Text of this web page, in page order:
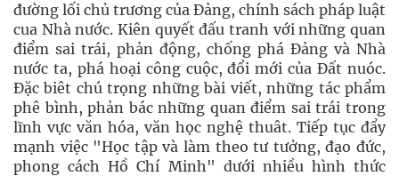
đường lối chủ trương của Đảng, chính sách pháp luật
cua Nhà nước. Kiên quyết đấu tranh với những quan
điểm sai trái, phản động, chống phá Đảng và Nhà
nước ta, phá hoại công cuộc, đổi mới của Đất nuóc.
Đặc biêt chú trọng những bài viết, những tác phẩm
phê bình, phản bác những quan điểm sai trái trong
lĩnh vực văn hóa, văn học nghệ thuât. Tiếp tục đẩy
mạnh việc "Học tập và làm theo tư tưởng, đạo đức,
phong cách Hồ Chí Minh" dưới nhiều hình thức